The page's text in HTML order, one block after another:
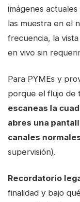
imágenes
las muestra en el
frecuencia, la
en vivo sin
Para PYMEs y
porque el flujo de
escaneas la
abres una
canales
supervisión).
Recordatorio
finalidad y bajo